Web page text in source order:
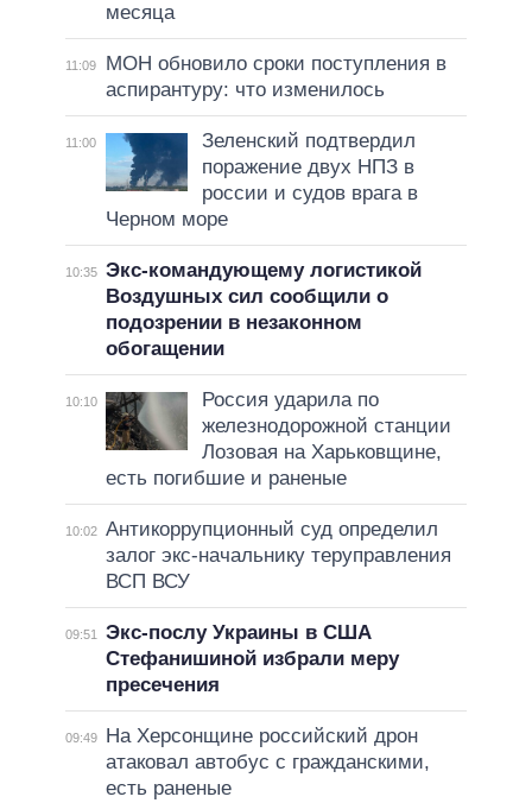
месяца
11:09
МОН обновило сроки поступления в
аспирантуру: что изменилось
11:00
Зеленский подтвердил
поражение двух НПЗ в
россии и судов врага в
Черном море
10:35 Экс-командующему логистикой
Воздушных сил сообщили о
подозрении в незаконном
обогащении
10:10
Россия ударила по
железнодорожной станции
Лозовая на Харьковщине,
есть погибшие и раненые
10:02 Антикоррупционный суд определил
залог экс-начальнику теруправления
ВСП ВСУ
09:51
Экс-послу Украины в США
Стефанишиной избрали меру
пресечения
09:49
На Херсонщине российский дрон
атаковал автобус с гражданскими,
есть раненые